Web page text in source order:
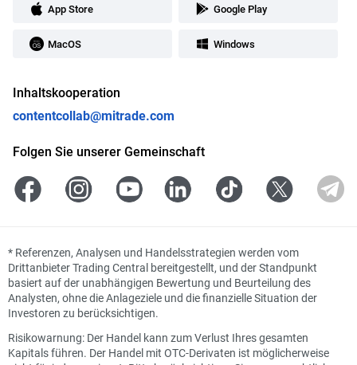
App Store Google Play
MacOS Windows
Inhaltskooperation
contentcollab@mitrade.com
Folgen Sie unserer Gemeinschaft
* Referenzen, Analysen und Handelsstrategien werden vom
Drittanbieter Trading Central bereitgestellt, und der Standpunkt
basiert auf der unabhängigen Bewertung und Beurteilung des
Analysten, ohne die Anlageziele und die finanzielle Situation der
Investoren zu berücksichtigen.
Risikowarnung: Der Handel kann zum Verlust Ihres gesamten
Kapitals führen. Der Handel mit OTC-Derivaten ist möglicherweise